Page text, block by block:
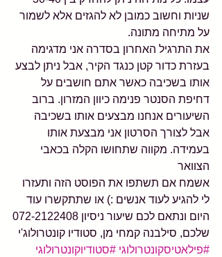
שניות וחשוב כמובן לא להגזים אלא לשמור
על מתיחה מתונה.
את התרגיל האחרון בסדרה אני מדגימה
בעזרת כדור קטן כנגד הקיר, אבל ניתן לבצע
אותו בשכיבה כאשר אתם חושבים על
דחיפת הסנטר פנימה כיוון המזרון. ברוב
השיעורים אנחנו מבצעים אותו בשכיבה
אבל לצורך הסרטון אני מבצעת אותו
בעמידה. מקווה שתחושו הקלה בכאבי
הצוואר
אשמח אם תשתפו את הפוסט הזה ותעזרו
לי להגיע לעוד אנשים :) או שתתקשרו עוד
היום ונתאם לכם שיעור ניסיון 072-2122408
שלכם, סילבנה קמחי מן, סטודיו קונטרולוג'י
#פילאטיסקונטרולוגי #סטודיוקונטרולוגי